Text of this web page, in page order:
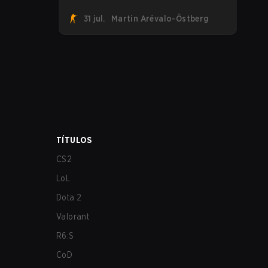
primer roster de CS2. Con su roster
flameante revelado, Canadian Armed
31 jul. Martin Arévalo-Östberg
TÍTULOS
CS2
LoL
Dota 2
Valorant
R6:S
CoD